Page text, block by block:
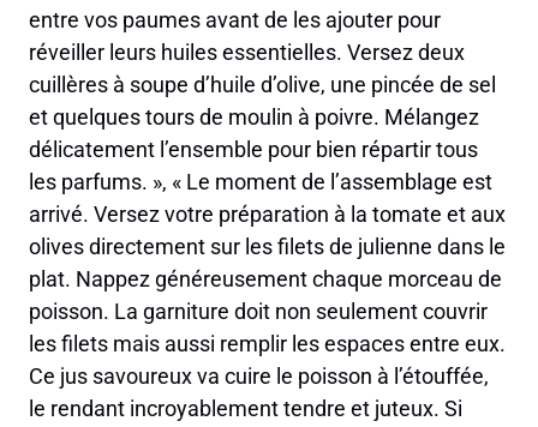
entre vos paumes avant de les ajouter pour
réveiller leurs huiles essentielles. Versez deux
cuillères à soupe d’huile d’olive, une pincée de sel
et quelques tours de moulin à poivre. Mélangez
délicatement l’ensemble pour bien répartir tous
les parfums. », « Le moment de l’assemblage est
arrivé. Versez votre préparation à la tomate et aux
olives directement sur les filets de julienne dans le
plat. Nappez généreusement chaque morceau de
poisson. La garniture doit non seulement couvrir
les filets mais aussi remplir les espaces entre eux.
Ce jus savoureux va cuire le poisson à l’étouffée,
le rendant incroyablement tendre et juteux. Si